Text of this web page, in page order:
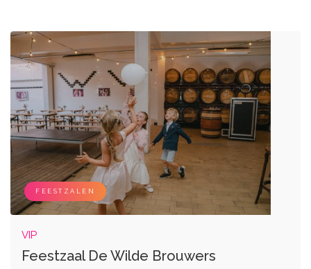
Fotografen
Photobooths
Videografie
Feestzalen
Vergaderzalen
Seminarieruimte
DJ's
Zangers
Live bands
Eventplanners
Weddingplanners
Ceremoniemeesters
FEESTZALEN
VIP
Feestzaal De Wilde Brouwers